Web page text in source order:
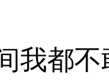
我都